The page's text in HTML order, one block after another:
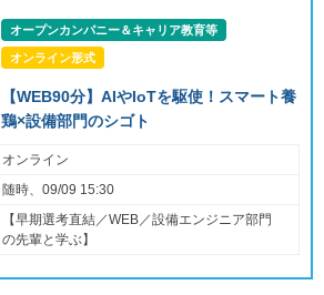
オープンカンパニー＆キャリア教育等
オンライン形式
【WEB90分】AIやIoTを駆使！スマート養
鶏×設備部門のシゴト
オンライン
随時、09/09 15:30
【早期選考直結／WEB／設備エンジニア部門
の先輩と学ぶ】